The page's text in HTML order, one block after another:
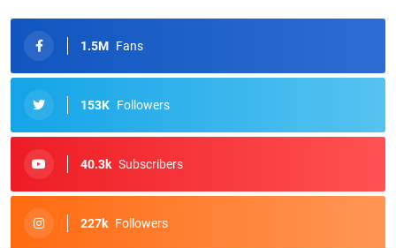
1.5M Fans
153K Followers
40.3k Subscribers
227k Followers